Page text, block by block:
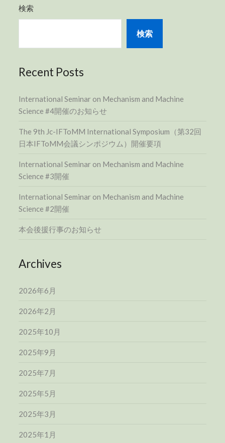
検索
検索
Recent Posts
International Seminar on Mechanism and Machine
Science #4開催のお知らせ
The 9th Jc-IFToMM International Symposium（第32回
日本IFToMM会議シンポジウム）開催要項
International Seminar on Mechanism and Machine
Science #3開催
International Seminar on Mechanism and Machine
Science #2開催
本会後援行事のお知らせ
Archives
2026年6月
2026年2月
2025年10月
2025年9月
2025年7月
2025年5月
2025年3月
2025年1月